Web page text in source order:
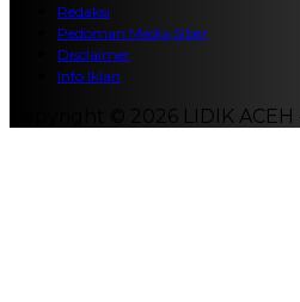
Redaksi
Pedoman Media Siber
Disclaimer
Info Iklan
Copyright © 2026 LIDIK